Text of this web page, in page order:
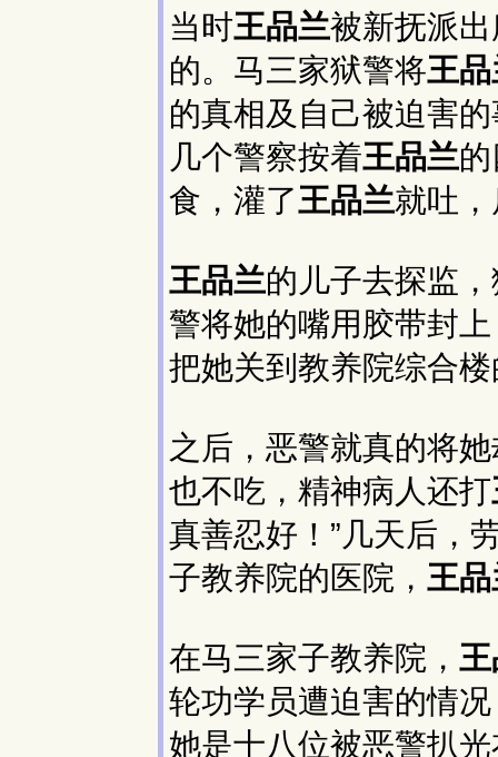
当时王品兰被新抚派
的。马三家狱警将王
的真相及自己被迫害
几个警察按着王品兰
食，灌了王品兰就吐
王品兰的儿子去探监
警将她的嘴用胶带封
把她关到教养院综合
之后，恶警就真的将
也不吃，精神病人还打
真善忍好！”几天后，
子教养院的医院， 王
在马三家子教养院，
轮功学员遭迫害的情
她是十八位被恶警扒